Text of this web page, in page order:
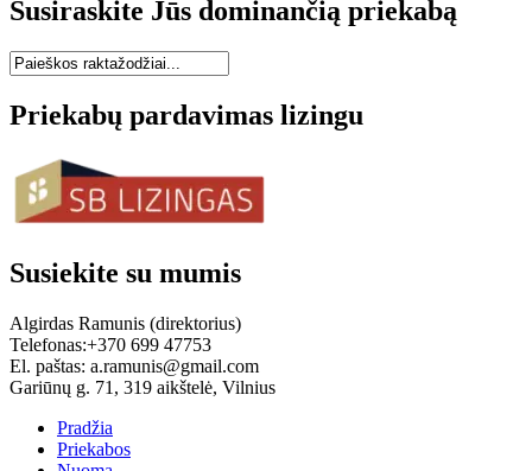
Susiraskite Jūs dominančią priekabą
Priekabų pardavimas lizingu
Susiekite su mumis
Algirdas Ramunis (direktorius)
Telefonas:+370 699 47753
El. paštas: a.ramunis@gmail.com
Gariūnų g. 71, 319 aikštelė, Vilnius
Pradžia
Priekabos